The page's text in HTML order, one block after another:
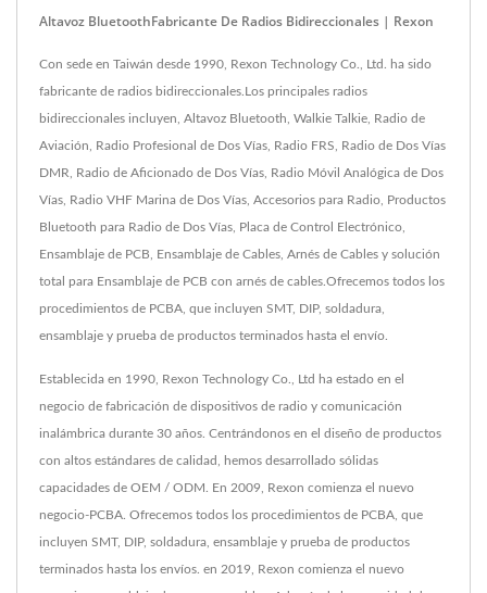
Altavoz BluetoothFabricante De Radios Bidireccionales | Rexon
Con sede en Taiwán desde 1990, Rexon Technology Co., Ltd. ha sido
fabricante de radios bidireccionales.Los principales radios
bidireccionales incluyen, Altavoz Bluetooth, Walkie Talkie, Radio de
Aviación, Radio Profesional de Dos Vías, Radio FRS, Radio de Dos Vías
DMR, Radio de Aficionado de Dos Vías, Radio Móvil Analógica de Dos
Vías, Radio VHF Marina de Dos Vías, Accesorios para Radio, Productos
Bluetooth para Radio de Dos Vías, Placa de Control Electrónico,
Ensamblaje de PCB, Ensamblaje de Cables, Arnés de Cables y solución
total para Ensamblaje de PCB con arnés de cables.Ofrecemos todos los
procedimientos de PCBA, que incluyen SMT, DIP, soldadura,
ensamblaje y prueba de productos terminados hasta el envío.
Establecida en 1990, Rexon Technology Co., Ltd ha estado en el
negocio de fabricación de dispositivos de radio y comunicación
inalámbrica durante 30 años. Centrándonos en el diseño de productos
con altos estándares de calidad, hemos desarrollado sólidas
capacidades de OEM / ODM. En 2009, Rexon comienza el nuevo
negocio-PCBA. Ofrecemos todos los procedimientos de PCBA, que
incluyen SMT, DIP, soldadura, ensamblaje y prueba de productos
terminados hasta los envíos. en 2019, Rexon comienza el nuevo